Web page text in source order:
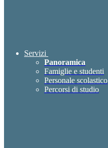
Servizi
Panoramica
Famiglie e studenti
Personale scolastico
Percorsi di studio